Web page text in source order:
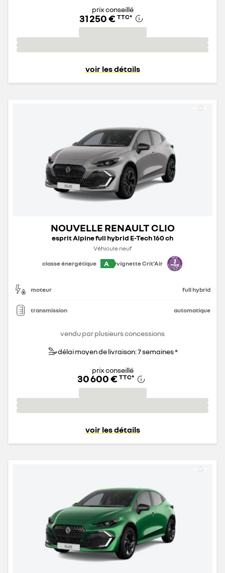
prix conseillé
31 250 € TTC*
voir les détails
NOUVELLE RENAULT CLIO
esprit Alpine full hybrid E-Tech 160 ch
Véhicule neuf
classe énergétique
A vignette Crit'Air
moteur full hybrid
transmission automatique
vendu par plusieurs concessions
délai moyen de livraison: 7 semaines *
prix conseillé
30 600 € TTC*
voir les détails